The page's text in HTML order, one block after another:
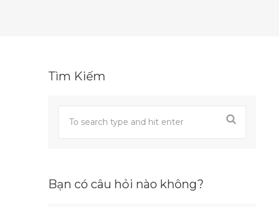
Tìm Kiếm
Bạn có câu hỏi nào không?